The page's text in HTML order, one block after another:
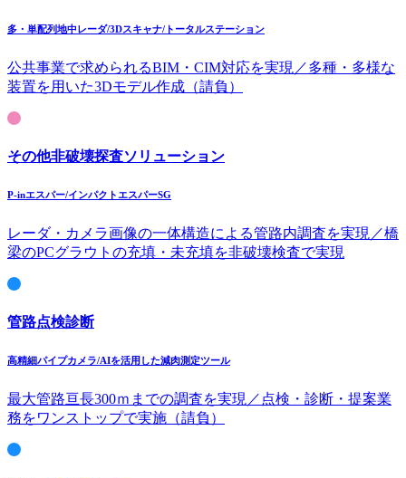
多・単配列地中レーダ/3Dスキャナ/トータルステーション
公共事業で求められるBIM・CIM対応を実現／多種・多様な
装置を用いた3Dモデル作成（請負）
その他非破壊探査ソリューション
P-inエスパー/インパクトエスパーSG
レーダ・カメラ画像の一体構造による管路内調査を実現／橋
梁のPCグラウトの充填・未充填を非破壊検査で実現
管路点検診断
高精細パイプカメラ/AIを活用した減肉測定ツール
最大管路亘長300ｍまでの調査を実現／点検・診断・提案業
務をワンストップで実施（請負）